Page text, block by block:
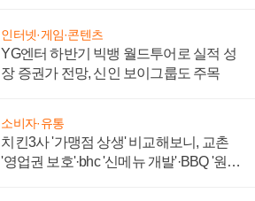
인터넷·게임·콘텐츠
YG엔터 하반기 빅뱅 월드투어로 실적 성
장 증권가 전망, 신인 보이그룹도 주목
소비자·유통
치킨3사 '가맹점 상생' 비교해보니, 교촌
'영업권 보호'·bhc '신메뉴 개발'·BBQ '원가